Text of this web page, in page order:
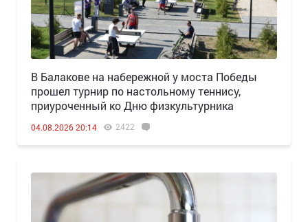
В Балакове на набережной у моста Победы
прошел турнир по настольному теннису,
приуроченный ко Дню физкультурника
04.08.2026 20:14 2422